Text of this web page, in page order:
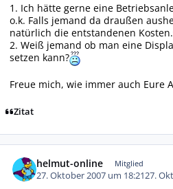
1. Ich hätte gerne eine
o.k. Falls jemand da draußen
natürlich die entstandenen Kosten.
2. Weiß jemand ob man eine
setzen kann?
Freue mich, wie immer auch Eure
Zitat
helmut-online Mitglied
27. Oktober 2007 um 18:2127.